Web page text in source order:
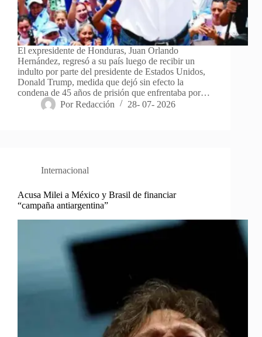
El expresidente de Honduras, Juan Orlando
Hernández, regresó a su país luego de recibir un
indulto por parte del presidente de Estados Unidos,
Donald Trump, medida que dejó sin efecto la
condena de 45 años de prisión que enfrentaba por…
Por Redacción 28- 07- 2026
Internacional
Acusa Milei a México y Brasil de financiar
“campaña antiargentina”